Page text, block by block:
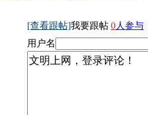
[查看跟帖]我要跟帖 0人参与
用户名